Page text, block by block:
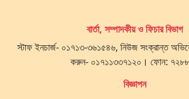
বার্তা, সম্পাদকীয় ও ফিচার বিভাগ
স্টাফ ইনচার্জ- ০১৭১৩-৩৬১৫৪৬, নিউজ সংক্রান্ত
করুন- ০১৭১১৩৩৭১২০। ফোন:
বিজ্ঞাপন